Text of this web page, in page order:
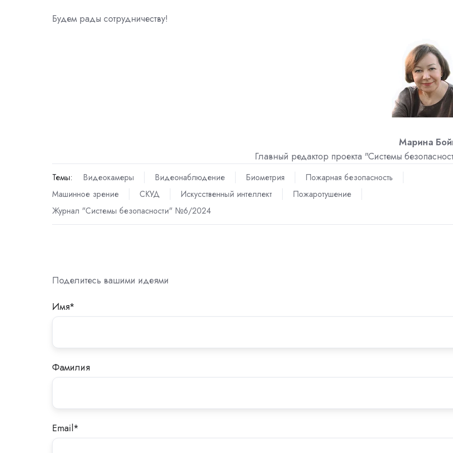
Будем рады сотрудничеству!
Марина
Главный редактор проекта "Системы
Темы: Видеокамеры Видеонаблюдение Биометрия
Пожарная безопасность
Машинное зрение
СКУД Искусственный интеллект
Пожаротушение
Журнал "Системы безопасности" №6/2024
Поделитесь вашими идеями
Имя*
Фамилия
Email*